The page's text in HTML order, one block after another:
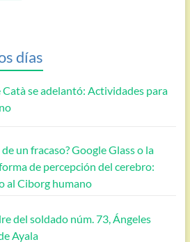
días
Catà se adelantó: Actividades para
un fracaso? Google Glass o la
de percepción del cerebro:
al Ciborg humano
del soldado núm. 73, Ángeles
Ayala